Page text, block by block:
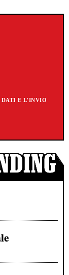
DATI E L'INVIO